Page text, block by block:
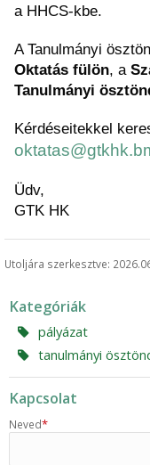
a HHCS-kbe.
Oktatás fülön, a
Tanulmányi
Üdv,
GTK HK
Utoljára szerkesztve:
Kategóriák
pályázat
tanulmányi
Kapcsolat
Neved*